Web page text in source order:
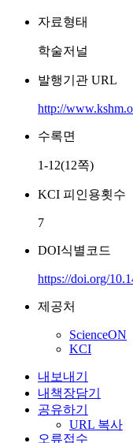
자료형태
학술저널
발행기관 URL
http://
수록면
1-12(12쪽)
KCI 피인용횟수
7
DOI식별코드
https://doi.org/
제공처
ScienceON
KCI
내보내기
내책장담기
공유하기
URL 복사
오류접수